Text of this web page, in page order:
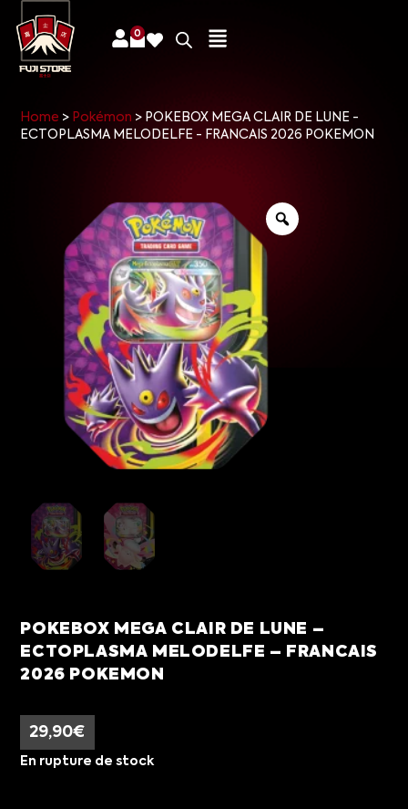
0
Home > Pokémon > POKEBOX MEGA CLAIR DE LUNE -
ECTOPLASMA MELODELFE - FRANCAIS 2026 POKEMON
POKEBOX MEGA CLAIR DE LUNE –
ECTOPLASMA MELODELFE – FRANCAIS
2026 POKEMON
29,90€
En rupture de stock